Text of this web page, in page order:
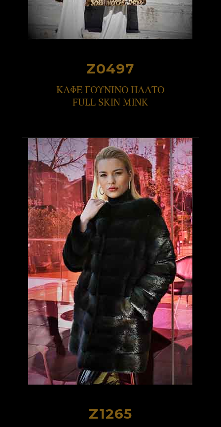
Z0497
ΚΑΦΕ ΓΟΥΝΙΝΟ ΠΑΛΤΟ
FULL SKIN MINK
Z1265